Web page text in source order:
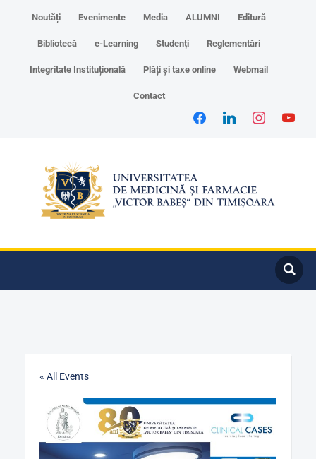
Noutăți Evenimente Media ALUMNI Editură
Bibliotecă e-Learning Studenți Reglementări
Integritate Instituțională Plăți și taxe online Webmail
Contact
« All Events